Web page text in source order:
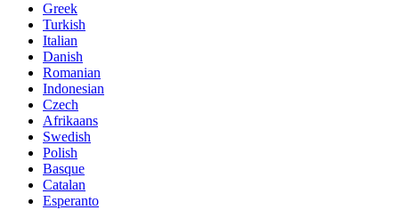
Greek
Turkish
Italian
Danish
Romanian
Indonesian
Czech
Afrikaans
Swedish
Polish
Basque
Catalan
Esperanto